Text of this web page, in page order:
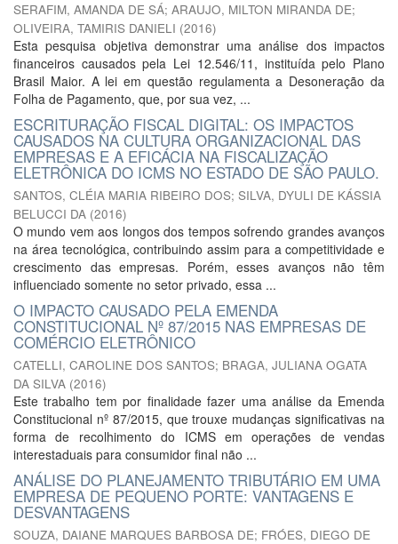
SERAFIM, AMANDA DE SÁ; ARAUJO, MILTON MIRANDA DE;
OLIVEIRA, TAMIRIS DANIELI (2016)
Esta pesquisa objetiva demonstrar uma análise dos impactos
financeiros causados pela Lei 12.546/11, instituída pelo Plano
Brasil Maior. A lei em questão regulamenta a Desoneração da
Folha de Pagamento, que, por sua vez, ...
ESCRITURAÇÃO FISCAL DIGITAL: OS IMPACTOS
CAUSADOS NA CULTURA ORGANIZACIONAL DAS
EMPRESAS E A EFICÁCIA NA FISCALIZAÇÃO
ELETRÔNICA DO ICMS NO ESTADO DE SÃO PAULO.
SANTOS, CLÉIA MARIA RIBEIRO DOS; SILVA, DYULI DE KÁSSIA
BELUCCI DA (2016)
O mundo vem aos longos dos tempos sofrendo grandes avanços
na área tecnológica, contribuindo assim para a competitividade e
crescimento das empresas. Porém, esses avanços não têm
influenciado somente no setor privado, essa ...
O IMPACTO CAUSADO PELA EMENDA
CONSTITUCIONAL Nº 87/2015 NAS EMPRESAS DE
COMÉRCIO ELETRÔNICO
CATELLI, CAROLINE DOS SANTOS; BRAGA, JULIANA OGATA
DA SILVA (2016)
Este trabalho tem por finalidade fazer uma análise da Emenda
Constitucional nº 87/2015, que trouxe mudanças significativas na
forma de recolhimento do ICMS em operações de vendas
interestaduais para consumidor final não ...
ANÁLISE DO PLANEJAMENTO TRIBUTÁRIO EM UMA
EMPRESA DE PEQUENO PORTE: VANTAGENS E
DESVANTAGENS
SOUZA, DAIANE MARQUES BARBOSA DE; FRÓES, DIEGO DE